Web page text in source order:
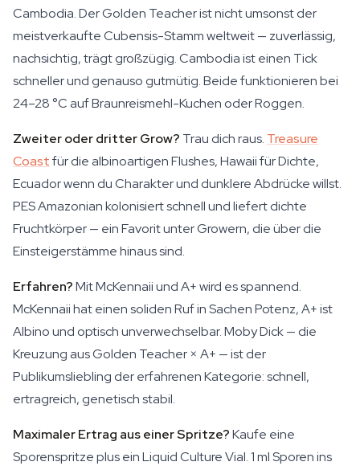
Cambodia. Der Golden Teacher ist nicht umsonst der
meistverkaufte Cubensis-Stamm weltweit — zuverlässig,
nachsichtig, trägt großzügig. Cambodia ist einen Tick
schneller und genauso gutmütig. Beide funktionieren bei
24–28 °C auf Braunreismehl-Kuchen oder Roggen.
Zweiter oder dritter Grow? Trau dich raus. Treasure
Coastfür die albinoartigen Flushes, Hawaii für Dichte,
Ecuador wenn du Charakter und dunklere Abdrücke willst.
PES Amazonian kolonisiert schnell und liefert dichte
Fruchtkörper — ein Favorit unter Growern, die über die
Einsteigerstämme hinaus sind.
Erfahren?Mit McKennaii und A+ wird es spannend.
McKennaii hat einen soliden Ruf in Sachen Potenz, A+ ist
Albino und optisch unverwechselbar. Moby Dick — die
Kreuzung aus Golden Teacher × A+ — ist der
Publikumsliebling der erfahrenen Kategorie: schnell,
ertragreich, genetisch stabil.
Maximaler Ertrag aus einer Spritze?Kaufe eine
Sporenspritze plus ein Liquid Culture Vial. 1 ml Sporen ins